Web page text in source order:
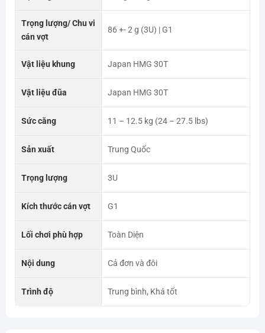
Trọng lượng/ Chu vi
cán vợt
86 +- 2 g (3U) | G1
Vật liệu khung Japan HMG 30T
Vật liệu đũa Japan HMG 30T
Sức căng 11 – 12.5 kg (24 – 27.5 lbs)
Sản xuất Trung Quốc
Trọng lượng 3U
Kích thước cán vợt G1
Lối chơi phù hợp Toàn Diện
Nội dung Cả đơn và đôi
Trình độ Trung bình, Khá tốt